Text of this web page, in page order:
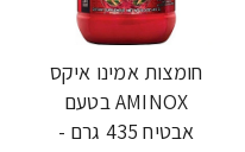
חומצות אמינו איקס
AMINOX בטעם
אבטיח 435 גרם -